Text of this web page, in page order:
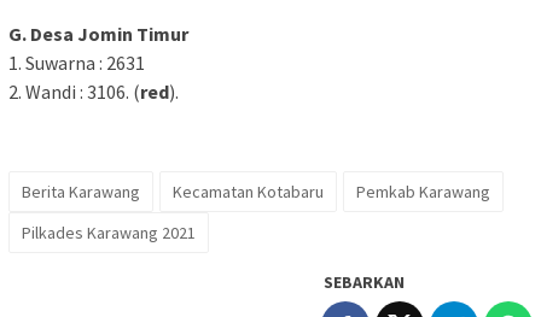
G. Desa Jomin Timur
1. Suwarna : 2631
2. Wandi : 3106. (red).
Berita Karawang Kecamatan Kotabaru
Pemkab Karawang
Pilkades Karawang 2021
SEBARKAN